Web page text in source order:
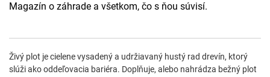
Magazín o záhrade a všetkom, čo s ňou súvisí.
Živý plot je cielene vysadený a udržiavaný hustý rad drevín, ktorý
slúži ako oddeľovacia bariéra. Doplňuje, alebo nahrádza bežný plot